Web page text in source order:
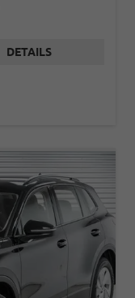
DETAILS